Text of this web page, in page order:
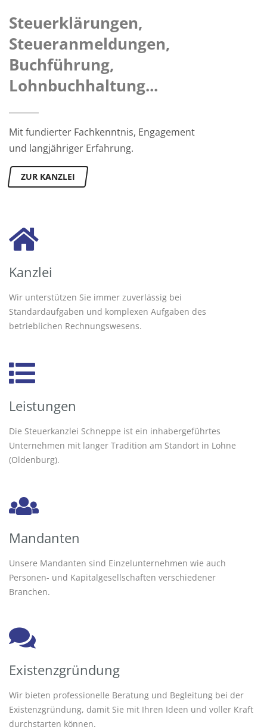
Steuerklärungen,
Steueranmeldungen,
Buchführung,
Lohnbuchhaltung...
Mit fundierter Fachkenntnis, Engagement
und langjähriger Erfahrung.
ZUR KANZLEI
Kanzlei
Wir unterstützen Sie immer zuverlässig bei
Standardaufgaben und komplexen Aufgaben des
betrieblichen Rechnungswesens.
Leistungen
Die Steuerkanzlei Schneppe ist ein inhabergeführtes
Unternehmen mit langer Tradition am Standort in Lohne
(Oldenburg).
Mandanten
Unsere Mandanten sind Einzelunternehmen wie auch
Personen- und Kapitalgesellschaften verschiedener
Branchen.
Existenzgründung
Wir bieten professionelle Beratung und Begleitung bei der
Existenzgründung, damit Sie mit Ihren Ideen und voller Kraft
durchstarten können.